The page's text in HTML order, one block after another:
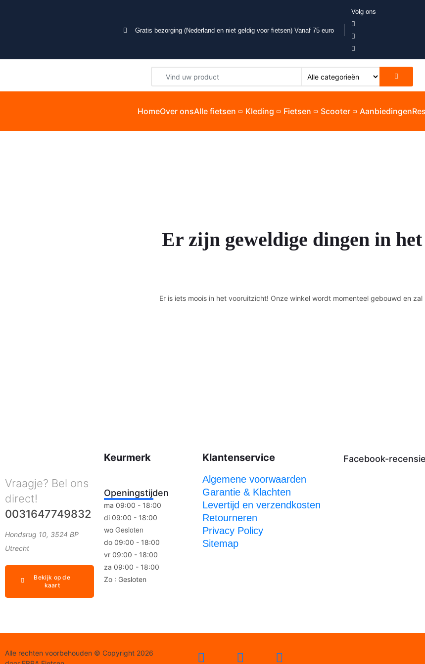
Gratis bezorging (Nederland en niet geldig voor fietsen) Vanaf 75 euro
Volg ons
HomeOver onsAlle fietsen Kleding Fietsen Scooter Aanbiedingen
Er zijn geweldige dingen in
Er is iets moois in het vooruitzicht! Onze winkel wordt momenteel gebouwd en
Vraagje? Bel ons
direct!
0031647749832
Hondsrug 10, 3524 BP
Utrecht
Bekijk op de
kaart
Keurmerk
Openingstijden
ma 09:00 - 18:00
di 09:00 - 18:00
woGesloten
do 09:00 - 18:00
vr 09:00 - 18:00
za 09:00 - 18:00
Zo : Gesloten
Klantenservice
Algemene voorwaarden
Garantie & Klachten
Levertijd en verzendkosten
Retourneren
Privacy Policy
Sitemap
Facebook-
Alle rechten voorbehouden © Copyright 2026